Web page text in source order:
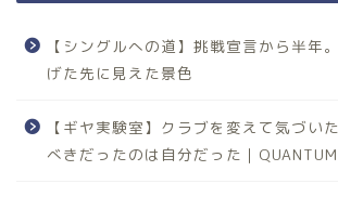
【シングルへの道】挑戦宣言から半年
げた先に見えた景色
【ギヤ実験室】クラブを変えて気づい
べきだったのは自分だった｜